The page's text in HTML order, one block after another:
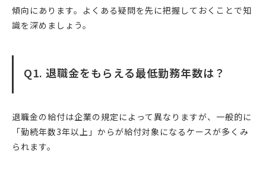
傾向にあります。よくある疑問を先に把握しておくことで知
識を深めましょう。
Q1. 退職金をもらえる最低勤務年数は？
退職金の給付は企業の規定によって異なりますが、一般的に
「勤続年数3年以上」からが給付対象になるケースが多くみ
られます。